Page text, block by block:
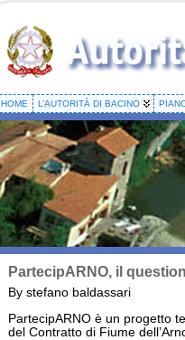
HOME L’AUTORITÀ DI BACINO
PartecipARNO, il
By stefano baldassari
PartecipARNO è un progetto
del Contratto di Fiume